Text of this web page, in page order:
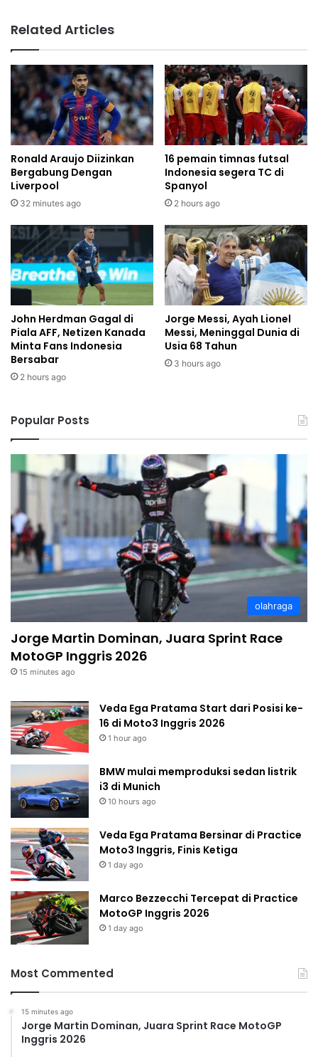
Related Articles
Ronald Araujo Diizinkan
Bergabung Dengan
Liverpool
32 minutes ago
16 pemain timnas futsal
Indonesia segera TC di
Spanyol
2 hours ago
John Herdman Gagal di
Piala AFF, Netizen Kanada
Minta Fans Indonesia
Bersabar
2 hours ago
Jorge Messi, Ayah Lionel
Messi, Meninggal Dunia di
Usia 68 Tahun
3 hours ago
Popular Posts
olahraga
Jorge Martin Dominan, Juara Sprint Race
MotoGP Inggris 2026
15 minutes ago
Veda Ega Pratama Start dari Posisi ke-
16 di Moto3 Inggris 2026
1 hour ago
BMW mulai memproduksi sedan listrik
i3 di Munich
10 hours ago
Veda Ega Pratama Bersinar di Practice
Moto3 Inggris, Finis Ketiga
1 day ago
Marco Bezzecchi Tercepat di Practice
MotoGP Inggris 2026
1 day ago
Most Commented
15 minutes ago
Jorge Martin Dominan, Juara Sprint Race MotoGP
Inggris 2026